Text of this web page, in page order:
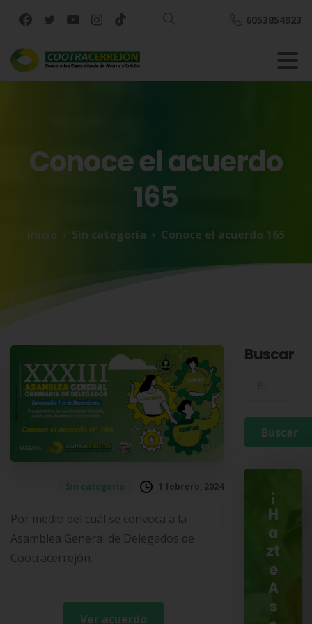
Buscar
6053854923
Conoceelacuerdo
165
Inicio Sin categoría Conoce el acuerdo 165
Sin categoría 1 febrero, 2024
Por medio del cuál se convoca a la
Asamblea General de Delegados de
Cootracerrejón.
Ver acuerdo
Buscar
¡
H
a
zt
e
A
s